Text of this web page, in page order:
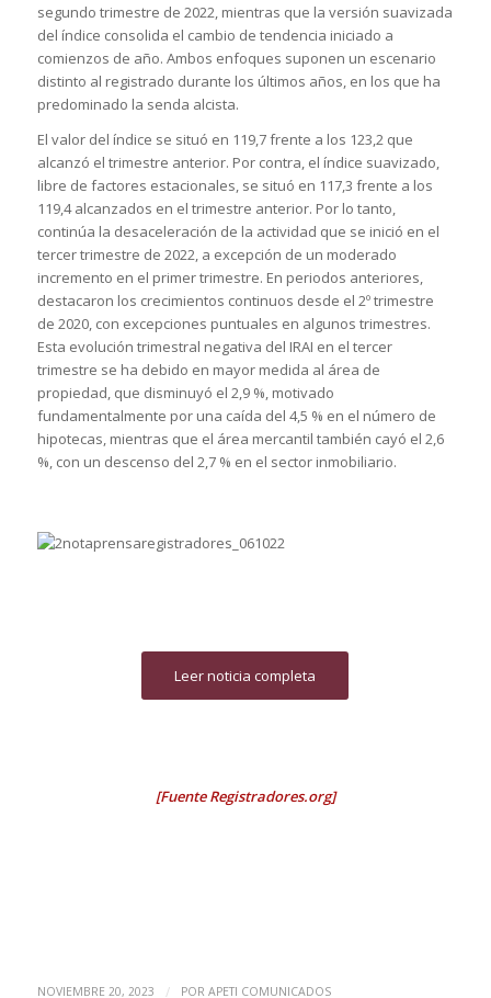
segundo trimestre de 2022, mientras que la versión suavizada
del índice consolida el cambio de tendencia iniciado a
comienzos de año. Ambos enfoques suponen un escenario
distinto al registrado durante los últimos años, en los que ha
predominado la senda alcista.
El valor del índice se situó en 119,7 frente a los 123,2 que
alcanzó el trimestre anterior. Por contra, el índice suavizado,
libre de factores estacionales, se situó en 117,3 frente a los
119,4 alcanzados en el trimestre anterior. Por lo tanto,
continúa la desaceleración de la actividad que se inició en el
tercer trimestre de 2022, a excepción de un moderado
incremento en el primer trimestre. En periodos anteriores,
destacaron los crecimientos continuos desde el 2º trimestre
de 2020, con excepciones puntuales en algunos trimestres.
Esta evolución trimestral negativa del IRAI en el tercer
trimestre se ha debido en mayor medida al área de
propiedad, que disminuyó el 2,9 %, motivado
fundamentalmente por una caída del 4,5 % en el número de
hipotecas, mientras que el área mercantil también cayó el 2,6
%, con un descenso del 2,7 % en el sector inmobiliario.
Leer noticia completa
[Fuente Registradores.org]
NOVIEMBRE 20, 2023 / POR APETI COMUNICADOS